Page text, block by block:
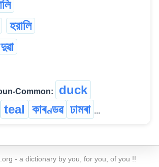
হরালি
Common:
duck
teal কাৰণ্ডৱ ঢামৰা ...
- a dictionary by you, for you, of you !!